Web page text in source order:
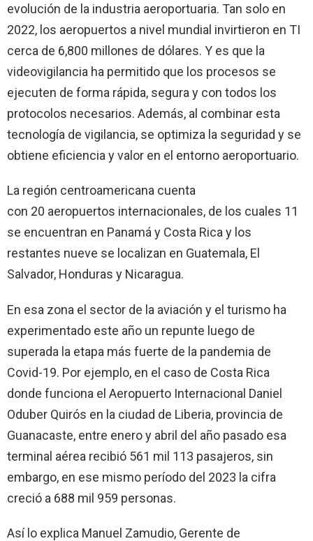
evolución de la industria aeroportuaria. Tan solo en
2022, los aeropuertos a nivel mundial invirtieron en TI
cerca de 6,800 millones de dólares. Y es que la
videovigilancia ha permitido que los procesos se
ejecuten de forma rápida, segura y con todos los
protocolos necesarios. Además, al combinar esta
tecnología de vigilancia, se optimiza la seguridad y se
obtiene eficiencia y valor en el entorno aeroportuario.
La región centroamericana cuenta
con 20 aeropuertos internacionales, de los cuales 11
se encuentran en Panamá y Costa Rica y los
restantes nueve se localizan en Guatemala, El
Salvador, Honduras y Nicaragua.
En esa zona el sector de la aviación y el turismo ha
experimentado este año un repunte luego de
superada la etapa más fuerte de la pandemia de
Covid-19. Por ejemplo, en el caso de Costa Rica
donde funciona el Aeropuerto Internacional Daniel
Oduber Quirós en la ciudad de Liberia, provincia de
Guanacaste, entre enero y abril del año pasado esa
terminal aérea recibió 561 mil 113 pasajeros, sin
embargo, en ese mismo período del 2023 la cifra
creció a 688 mil 959 personas.
Así lo explica Manuel Zamudio, Gerente de